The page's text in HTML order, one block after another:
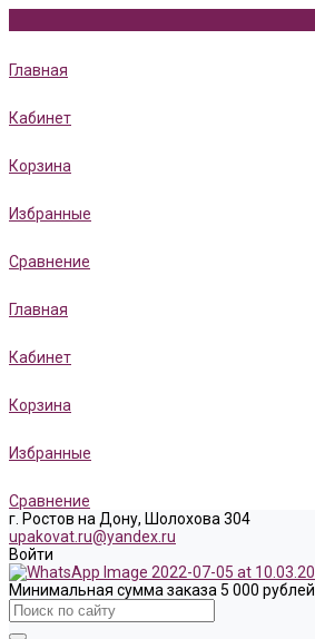
Главная
Кабинет
Корзина
Избранные
Сравнение
Главная
Кабинет
Корзина
Избранные
Сравнение
г. Ростов на Дону, Шолохова 304
upakovat.ru@yandex.ru
Войти
Минимальная сумма заказа 5 000 рублей